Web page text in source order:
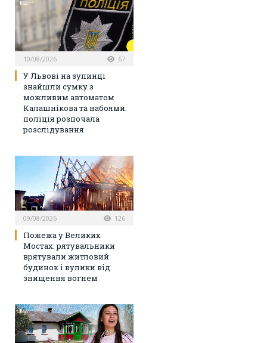
10/08/2026 67
У Львові на зупинці
знайшли сумку з
можливим автоматом
Калашнікова та набоями:
поліція розпочала
розслідування
09/08/2026 126
Пожежа у Великих
Мостах: рятувальники
врятували житловий
будинок і вулики від
знищення вогнем